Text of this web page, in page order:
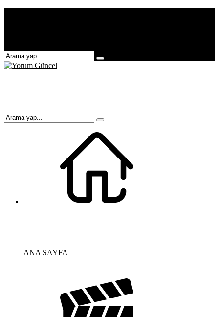
ANA SAYFA